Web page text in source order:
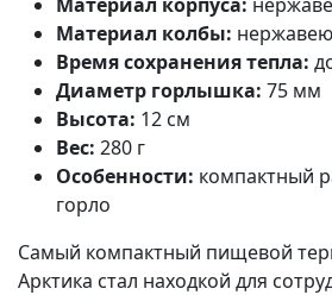
Материал колбы:
Время сохранения тепла:
Диаметр горлышка: 75 мм
Высота: 12 см
Вес: 280 г
Особенности: компактный
горло
Самый компактный пищевой
Арктика стал находкой для